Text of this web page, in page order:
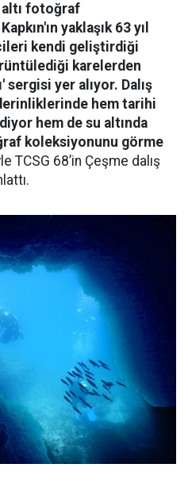
fotoğraf
yaklaşık 63 yıl
kendi geliştirdiği
karelerden
sergisi yer alıyor. Dalış
hem tarihi
hem de su altında
koleksiyonunu görme
TCSG 68’in Çeşme dalış